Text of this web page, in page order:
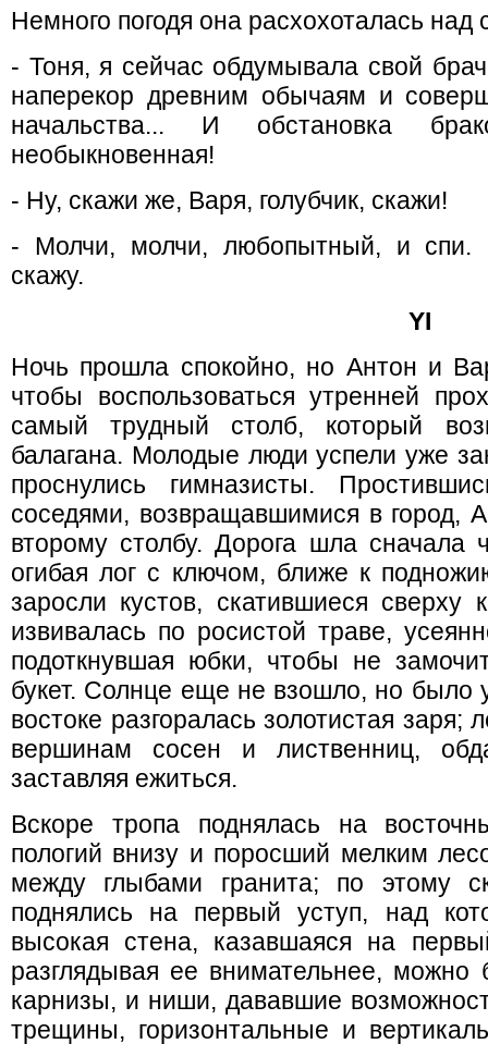
Немного погодя она расхохоталась
- Тоня, я сейчас обдумывала свой
наперекор древним обычаям и
начальства... И обстановка
необыкновенная!
- Ну, скажи же, Варя, голубчик, скажи!
- Молчи, молчи, любопытный, и спи.
скажу.
YI
Ночь прошла спокойно, но Антон и
чтобы воспользоваться утренней
самый трудный столб, который
балагана. Молодые люди успели уже
проснулись гимназисты.
соседями, возвращавшимися в город,
второму столбу. Дорога шла сначала
огибая лог с ключом, ближе к
заросли кустов, скатившиеся сверху
извивалась по росистой траве,
подоткнувшая юбки, чтобы не
букет. Солнце еще не взошло, но было
востоке разгоралась золотистая заря;
вершинам сосен и лиственниц,
заставляя ежиться.
Вскоре тропа поднялась на
пологий внизу и поросший мелким
между глыбами гранита; по этому
поднялись на первый уступ, над
высокая стена, казавшаяся на
разглядывая ее внимательнее,
карнизы, и ниши, дававшие
трещины, горизонтальные и